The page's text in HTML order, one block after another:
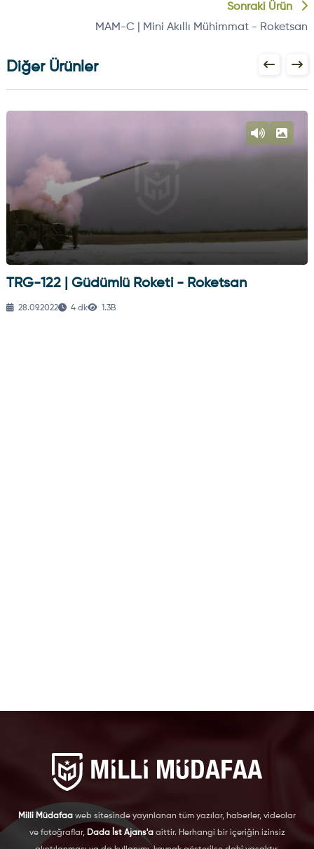
Sonraki Ürün
MAM-C | Mini Akıllı Mühimmat - Roketsan
Diğer Ürünler
TRG-122 | Güdümlü Roketi - Roketsan
28.09.2022 4 dk 1.3B
Milli Müdafaa web sitesinde yayınlanan tüm yazılar, haberler, videolar
ve fotoğraflar, Dada İst Ajans'aaittir. Herhangi bir içeriğin izinsiz